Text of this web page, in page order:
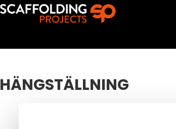
HÄNGSTÄLLNING